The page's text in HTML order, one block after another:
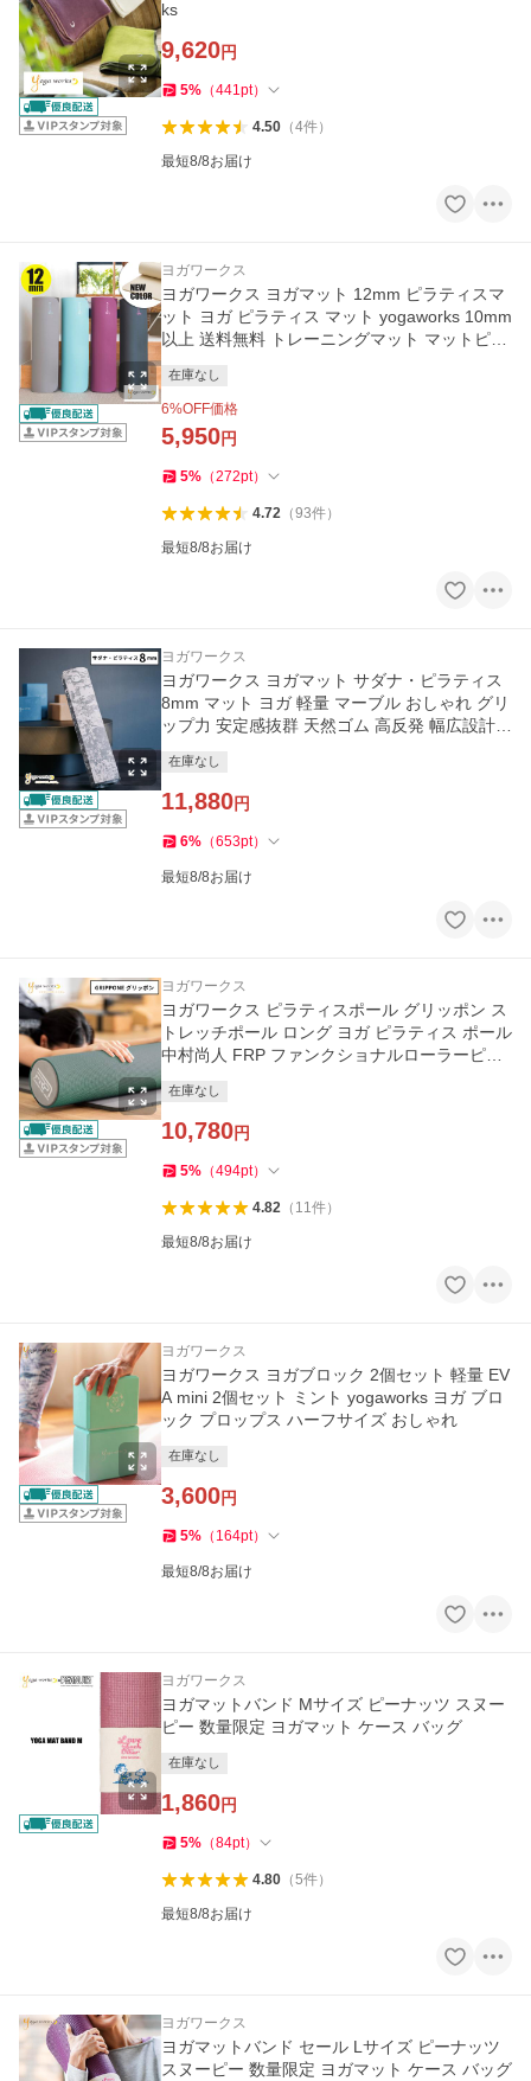
ks
9,620円
5% （441pt）
4.50（4件）
最短8/8お届け
ヨガワークス
ヨガワークス ヨガマット 12mm ピラティスマ
ット ヨガ ピラティス マット yogaworks 10mm
以上 送料無料 トレーニングマット マットピラ
在庫なし
6%OFF価格
5,950円
5% （272pt）
4.72（93件）
最短8/8お届け
ヨガワークス
ヨガワークス ヨガマット サダナ・ピラティス
8mm マット ヨガ 軽量 マーブル おしゃれ グリ
ップ力 安定感抜群 天然ゴム 高反発 幅広設計
在庫なし
11,880円
6% （653pt）
最短8/8お届け
ヨガワークス
ヨガワークス ピラティスポール グリッポン ス
トレッチポール ロング ヨガ ピラティス ポール
中村尚人 FRP ファンクショナルローラーピラ
在庫なし
10,780円
5% （494pt）
4.82（ 11件）
最短8/8お届け
ヨガワークス
ヨガワークス ヨガブロック 2個セット 軽量 EV
A mini 2個セット ミント yogaworks ヨガ ブロ
ック プロップス ハーフサイズ おしゃれ
在庫なし
3,600円
5% （ 164pt）
最短8/8お届け
ヨガワークス
ヨガマットバンド Mサイズ ピーナッツ スヌー
ピー 数量限定 ヨガマット ケース バッグ
在庫なし
1,860円
5% （84pt）
4.80（5件）
最短8/8お届け
ヨガワークス
ヨガマットバンド セール Lサイズ ピーナッツ
スヌーピー 数量限定 ヨガマット ケース バッグ